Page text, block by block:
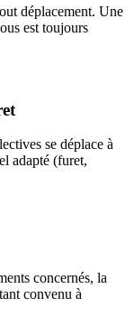
déplacement. Une
est toujours
se déplace à
adapté (furet,
concernés, la
convenu à